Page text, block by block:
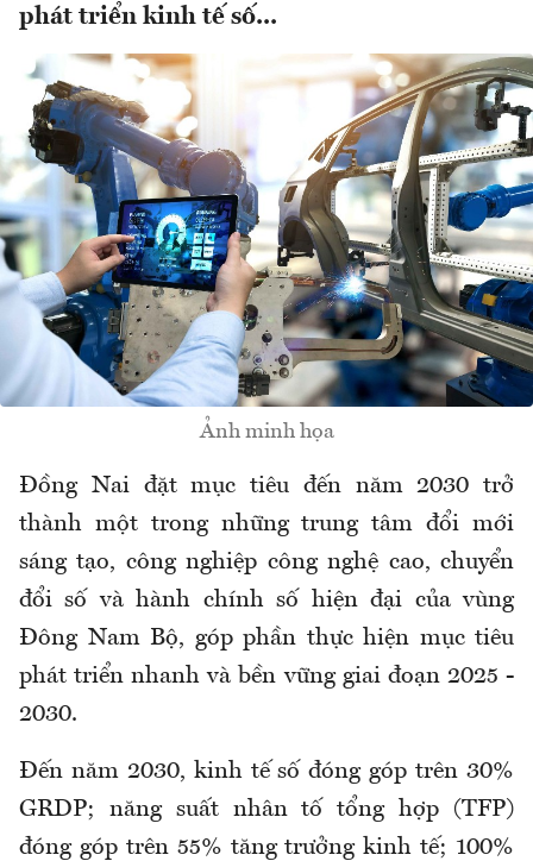
phát triển kinh tế số...
Ảnh minh họa
Đồng Nai đặt mục tiêu đến năm 2030 trở
thành một trong những trung tâm đổi mới
sáng tạo, công nghiệp công nghệ cao, chuyển
đổi số và hành chính số hiện đại của vùng
Đông Nam Bộ, góp phần thực hiện mục tiêu
phát triển nhanh và bền vững giai đoạn 2025 -
2030.
Đến năm 2030, kinh tế số đóng góp trên 30%
GRDP; năng suất nhân tố tổng hợp (TFP)
đóng góp trên 55% tăng trưởng kinh tế; 100%